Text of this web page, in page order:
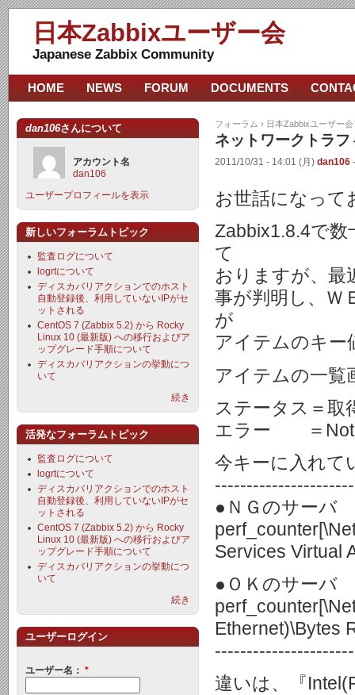
日本Zabbixユーザー会
Japanese Zabbix Community
フォーラム › 日本Zabbixユーザー
ネットワークトラ
2011/10/31 - 14:01 (月) dan106
お世話になって
Zabbix1.8.4で
て
おりますが、最
事が判明し、Ｗ
が
アイテムのキー
アイテムの一覧
ステータス＝取
エラー ＝Not
今キーに入れて
●ＮＧのサーバ
Services Virtual
●ＯＫのサーバ
Ethernet)\Bytes
違いは、『
HOME NEWS FORUM DOCUMENTS
dan106さんについて
アカウント名
dan106
ユーザープロフィールを表示
新しいフォーラムトピック
監査ログについて
logrtについて
ディスカバリアクションでのホスト
自動登録後、利用していないIPがセ
ットされる
CentOS 7 (Zabbix 5.2) から Rocky
Linux 10 (最新版) への移行およびア
ップグレード手順について
ディスカバリアクションの挙動につ
いて
続き
活発なフォーラムトピック
監査ログについて
logrtについて
ディスカバリアクションでのホスト
自動登録後、利用していないIPがセ
ットされる
CentOS 7 (Zabbix 5.2) から Rocky
Linux 10 (最新版) への移行およびア
ップグレード手順について
ディスカバリアクションの挙動につ
いて
続き
ユーザーログイン
ユーザー名： *